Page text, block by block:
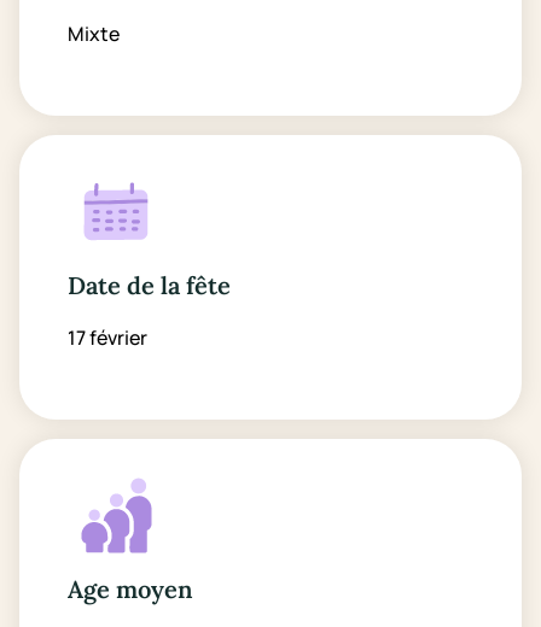
Mixte
Date de la fête
17 février
Age moyen